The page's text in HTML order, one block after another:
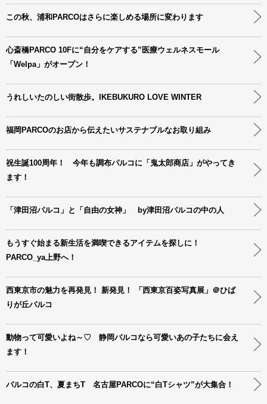
この秋、浦和PARCOはさらに楽しめる場所に変わります
心斎橋PARCO 10Fに“自分をケアする”医療ウェルネスモール
「Welpa」がオープン！
うれしいたのしい街散歩。IKEBUKURO LOVE WINTER
福岡PARCOのお店から伝えたいサステナブルなお取り組み
祝生誕100周年！ 今年も調布パルコに「鬼太郎商店」がやってき
ます！
「津田沼パルコ」と「自由の女神」 by津田沼パルコの中の人
もうすぐ始まる新生活を満喫できるアイテムを探しに！
PARCO_ya上野へ！
西東京市の魅力を再発見！ 新発見！ 「西東京百姿写真展」＠ひば
りが丘パルコ
動物って可愛いよね～♡ 静岡パルコなら可愛いあの子たちに会え
ます！
パルコの白T、夏まちT 名古屋PARCOに“白Tシャツ”が大集合！